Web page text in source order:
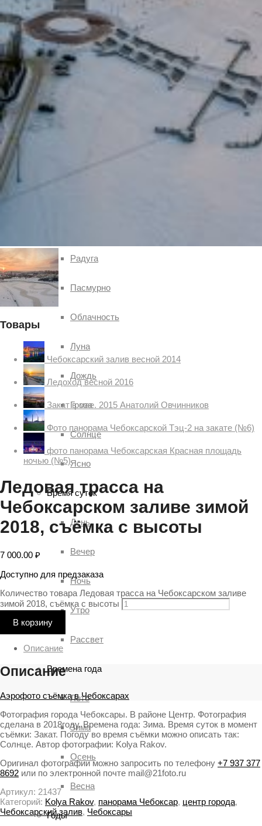
Как купить или заказать фотографию?
Фото чебоксар
Фото Чебоксар, Новочебоксарска и окрестностей
Каталог фотографий Чебоксар Лучшие фотографии
Чебоксар и окрестностей по временам года
Радуга
Пасмурно
Облачность
Луна
Дождь
Гроза
Солнце
Ясно
Время суток
День
Вечер
Ночь
Утро
Рассвет
Времена года
Лето
Зима
Осень
Весна
Годы
Товары
Чебоксарский залив весной 2014
Ледоход весной 2016
Закат в мае. 2015 Анатолий Овчинников
Фото панорама Чебоксарской Тэц-2 на закате (№6)
фото панорама Чебоксарская Красная площадь
ночью (№5)
Ледовая трасса на
Чебоксарском заливе зимой
2018, съёмка с высоты
7 000.00 ₽
Доступно для предзаказа
Количество товара Ледовая трасса на Чебоксарском заливе
зимой 2018, съёмка с высоты
В корзину
Описание
Описание
Аэрофото съёмка в Чебоксарах
Фотография города Чебоксары. В районе Центр. Фотография
сделана в 2018году. Времена года: Зима. Время суток в момент
съёмки: Закат. Погоду во время съёмки можно описать так:
Солнце. Автор фотографии: Kolya Rakov.
Оригинал фотографии можно запросить по телефону +7 937 377
8692 или по электронной почте mail@21foto.ru
Артикул: 21437
Категорий: Kolya Rakov, панорама Чебоксар, центр города,
Чебоксарский залив, Чебоксары